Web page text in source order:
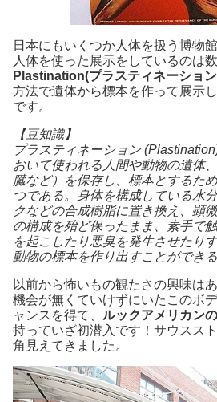
日本にもいくつか人体を扱う博物
人体を使った展示をしているのは
Plastination(プラスティネーション
方法で遺体から標本を作って展示
です。
【豆知識】
プラスティネーション
おいて使われる人間や動物の遺体
臓など）を保存し、標本とするた
つである。身体を構成している水
クなどの合成樹脂に置き換え、顕
の構成を殆ど保ったまま、素手で
を起こしたり悪臭を発生させたり
動物の標本を作り出すことができ
以前から怖いもの観たさの興味は
機会が無くていけずにいたこのボ
ャンスを得て、 ルックアメリカン
持っていざ初潜入です！サウスス
角見えてきました。